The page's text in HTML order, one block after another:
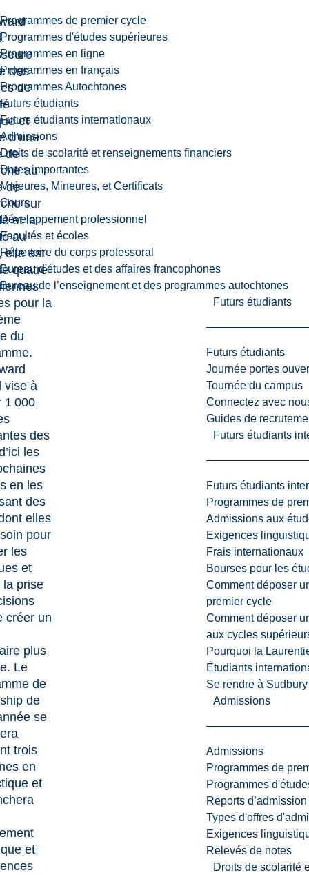
Programmes de premier cycle
Programmes d'études supérieures
Programmes en ligne
Programmes en français
Programmes Autochtones
Futurs étudiants
Futurs étudiants internationaux
Admissions
Droits de scolarité et renseignements financiers
Dates importantes
Majeures, Mineures, et Certificats
Cours
Développement professionnel
Facultés et écoles
Répertoire du corps professoral
Bureau d'études et des affaires francophones
Bureau de l’enseignement et des programmes autochtones
Futurs étudiants
Futurs étudiants
Journée portes
Tournée du campus
Connectez avec
Guides de
Futurs étudiants
Futurs étudiants
Programmes de
Admissions aux
Exigences
Frais internationaux
Bourses pour les
Comment déposer
premier cycle
Comment déposer
aux cycles
Pourquoi la
Étudiants
Se rendre à Sudbury
Admissions
Admissions
Programmes de
Programmes
Reports d’admission
Types d'offres
Exigences
Relevés de notes
Droits de scolarité
.
des
de
et
d’une
de
au
de
sur
et la
au
elle est
quatre
pour la
du
vise à
1 000
des
les
en les
des
elles
pour
les
et
la prise
créer un
plus
Le
de
de
se
trois
en
et
et